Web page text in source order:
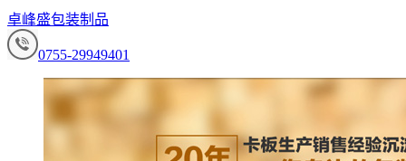
卓峰盛包装制品
0755-29949401